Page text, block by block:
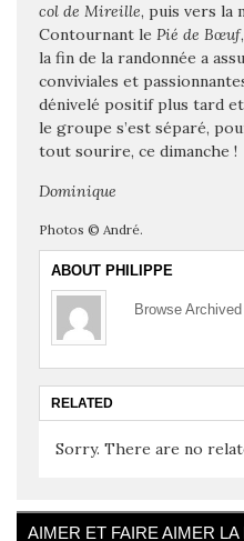
col de Mireille, puis vers la
Contournant le Pié de Bœuf
la fin de la randonnée a
conviviales et
dénivelé positif plus tard
le groupe s’est séparé,
tout sourire, ce dimanche !
Dominique
Photos © André.
ABOUT PHILIPPE
Browse
RELATED
Sorry. There are no
AIMER ET FAIRE AIMER